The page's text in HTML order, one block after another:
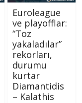
Euroleague
ve playofflar:
“Toz
yakaladılar”
rekorları,
durumu
kurtar
Diamantidis
– Kalathis